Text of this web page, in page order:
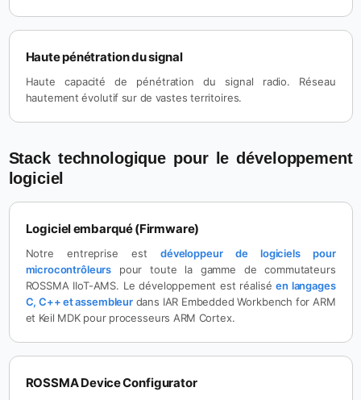
Haute pénétration du signal
Haute capacité de pénétration du signal radio. Réseau
hautement évolutif sur de vastes territoires.
Stack technologique pour le développement
logiciel
Logiciel embarqué (Firmware)
Notre entreprise estdéveloppeur de logiciels pour
microcontrôleurs pour toute la gamme de commutateurs
ROSSMA IIoT-AMS. Le développement est réaliséen langages
C, C++ et assembleurdans IAR Embedded Workbench for ARM
et Keil MDK pour processeurs ARM Cortex.
ROSSMA Device Configurator